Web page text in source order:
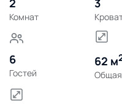
2
Комнат
3
6
Гостей
62 м
Общая